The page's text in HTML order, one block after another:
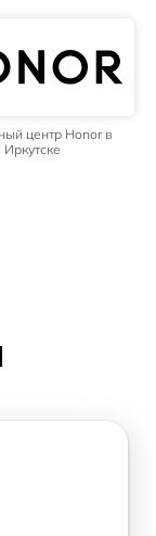
центр Honor в
Иркутске